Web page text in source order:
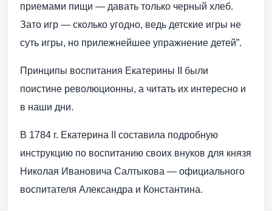
приемами пищи — давать только черный хлеб.
Зато игр — сколько угодно, ведь детские игры не
суть игры, но прилежнейшее упражнение детей”.
Принципы воспитания Екатерины II были
поистине революционны, а читать их интересно и
в наши дни.
В 1784 г. Екатерина II составила подробную
инструкцию по воспитанию своих внуков для князя
Николая Ивановича Салтыкова — официального
воспитателя Александра и Константина.